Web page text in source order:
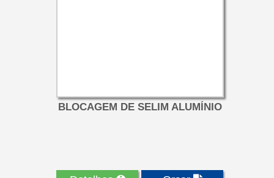
BLOCAGEM DE SELIM ALUMÍNIO